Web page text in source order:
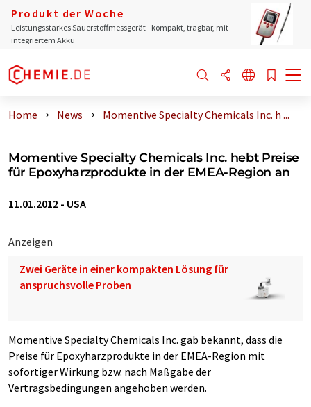
Produkt der Woche
Leistungsstarkes Sauerstoffmessgerät - kompakt, tragbar, mit
integriertem Akku
Home News Momentive Specialty Chemicals Inc. h ...
Momentive Specialty Chemicals Inc. hebt Preise
für Epoxyharzprodukte in der EMEA-Region an
11.01.2012 - USA
Anzeigen
Zwei Geräte in einer kompakten Lösung für
anspruchsvolle Proben
Momentive Specialty Chemicals Inc. gab bekannt, dass die
Preise für Epoxyharzprodukte in der EMEA-Region mit
sofortiger Wirkung bzw. nach Maßgabe der
Vertragsbedingungen angehoben werden.